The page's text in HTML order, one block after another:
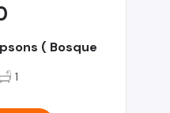
( Bosque
1